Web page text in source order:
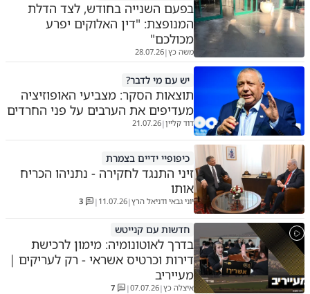
בפעם השנייה בחודש, לצד הדלת
המנופצת: "דין האלוקים יפרע
מכולכם"
משה כץ|
28.07.26
יש עם מי לדבר?
תוצאות הסקר: מצביעי האופוזיציה
מעדיפים את הערבים על פני החרדים
דוד קליין|
21.07.26
כיפופיי ידיים בצמרת
זיני התנגד לחקירה - נתניהו הכריח
אותו
יוני גבאי ודניאל הרץ|
11.07.26
|
3
חדשות עם קנייטש
בדרך לאוטונומיה: מימון לרכישת
דירות וכרטיס אשראי - רק לעריקים |
מעייריב
איצלה כץ|
07.07.26
|
7